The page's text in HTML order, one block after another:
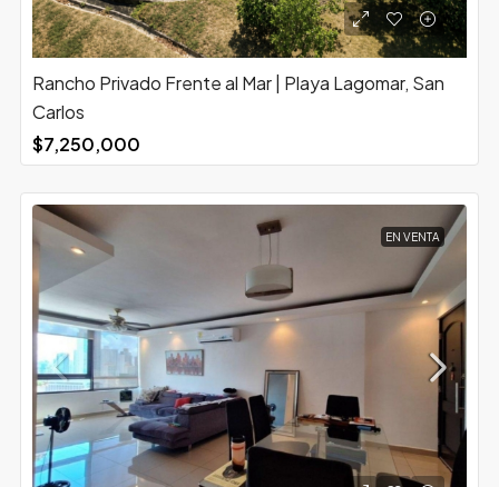
Rancho Privado Frente al Mar | Playa Lagomar, San
Carlos
$7,250,000
EN VENTA